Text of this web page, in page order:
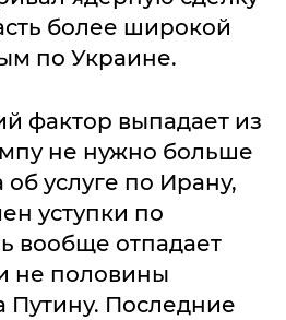
более широкой
по Украине.
фактор выпадает из
не нужно больше
услуге по Ирану,
уступки по
вообще отпадает
не половины
Путину. Последние